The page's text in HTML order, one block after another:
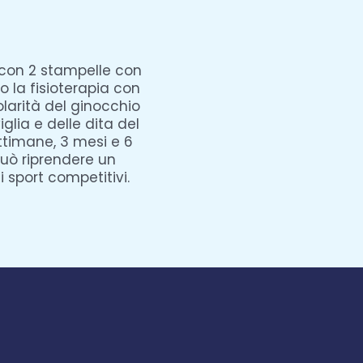
2 stampelle con
la fisioterapia con
del ginocchio
e delle dita del
3 mesi e 6
riprendere un
sport competitivi.